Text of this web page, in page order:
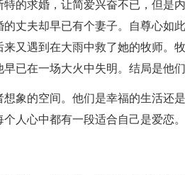
的求婚，让简爱兴奋不已，但是
丈夫却早已有个妻子。自尊心如
又遇到在大雨中救了她的牧师。
已在一场大火中失明。结局是他们
象的空间。他们是幸福的生活还
人心中都有一段适合自己是爱恋。